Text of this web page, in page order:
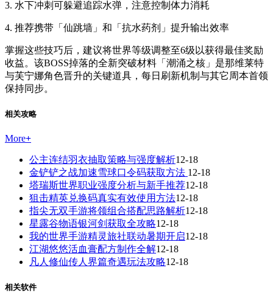
3. 水下冲刺可躲避追踪水弹，注意控制体力消耗
4. 推荐携带「仙跳墙」和「抗水药剂」提升输出效率
掌握这些技巧后，建议将世界等级调整至6级以获得最佳奖励
收益。该BOSS掉落的全新突破材料「潮涌之核」是那维莱特
与芙宁娜角色晋升的关键道具，每日刷新机制与其它周本首领
保持同步。
相关攻略
More+
公主连结羽衣抽取策略与强度解析12-18
金铲铲之战加速雪球口令码获取方法 12-18
塔瑞斯世界职业强度分析与新手推荐12-18
狙击精英兑换码真实有效使用方法12-18
指尖无双手游将领组合搭配思路解析12-18
星露谷物语银河剑获取全攻略12-18
我的世界手游精灵旅社联动暑期开启12-18
江湖悠悠活血膏配方制作全解12-18
凡人修仙传人界篇奇遇玩法攻略12-18
相关软件